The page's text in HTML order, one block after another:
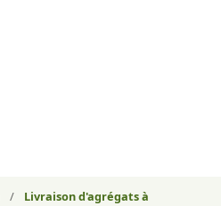
/
Livraison d'agrégats à